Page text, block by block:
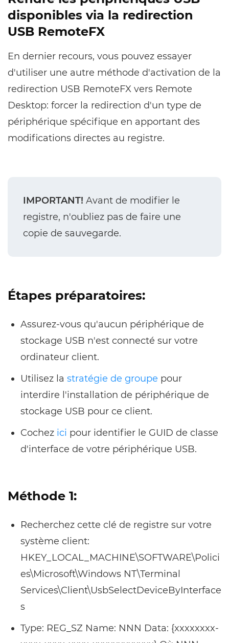
disponibles via la redirection
USB RemoteFX
En dernier recours, vous pouvez essayer
d'utiliser une autre méthode d'activation de la
redirection USB RemoteFX vers Remote
Desktop: forcer la redirection d'un type de
périphérique spécifique en apportant des
modifications directes au registre.
IMPORTANT! Avant de modifier le
registre, n'oubliez pas de faire une
copie de sauvegarde.
Étapes préparatoires:
Assurez-vous qu'aucun périphérique de
stockage USB n'est connecté sur votre
ordinateur client.
Utilisez la stratégie de groupe pour
interdire l'installation de périphérique de
stockage USB pour ce client.
Cochez ici pour identifier le GUID de classe
d'interface de votre périphérique USB.
Méthode 1:
Recherchez cette clé de registre sur votre
système client:
HKEY_LOCAL_MACHINE\SOFTWARE\Polici
es\Microsoft\Windows NT\Terminal
Services\Client\UsbSelectDeviceByInterface
s
Type: REG_SZ Name: NNN Data: {xxxxxxxx-